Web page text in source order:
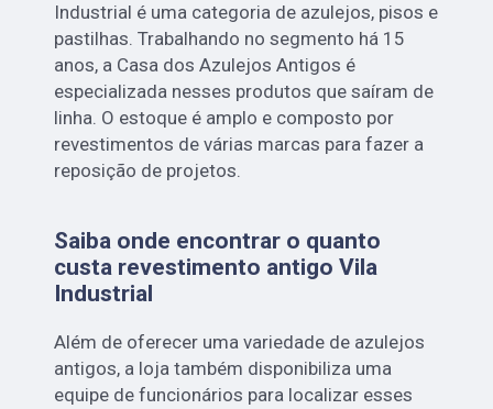
Industrial é uma categoria de azulejos, pisos e
pastilhas. Trabalhando no segmento há 15
anos, a Casa dos Azulejos Antigos é
especializada nesses produtos que saíram de
linha. O estoque é amplo e composto por
revestimentos de várias marcas para fazer a
reposição de projetos.
Saiba onde encontrar o quanto
custa revestimento antigo Vila
Industrial
Além de oferecer uma variedade de azulejos
antigos, a loja também disponibiliza uma
equipe de funcionários para localizar esses